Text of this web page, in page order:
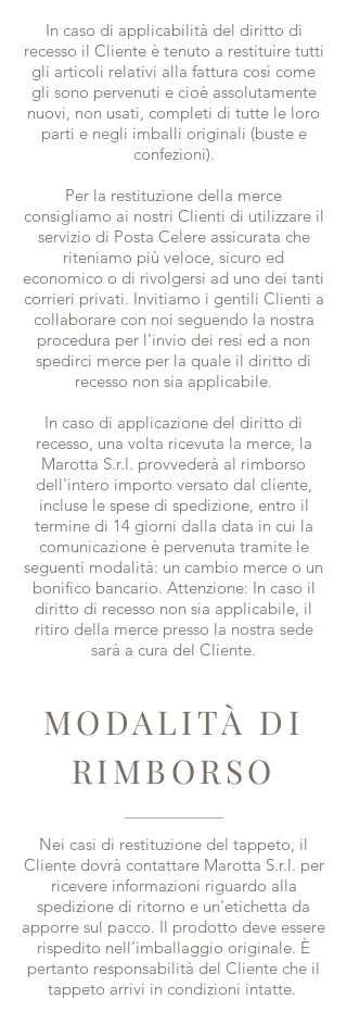
In caso di applicabilità del diritto di
recesso il Cliente è tenuto a restituire tutti
gli articoli relativi alla fattura così come
gli sono pervenuti e cioè assolutamente
nuovi, non usati, completi di tutte le loro
parti e negli imballi originali (buste e
confezioni).
Per la restituzione della merce
consigliamo ai nostri Clienti di utilizzare il
servizio di Posta Celere assicurata che
riteniamo più veloce, sicuro ed
economico o di rivolgersi ad uno dei tanti
corrieri privati. Invitiamo i gentili Clienti a
collaborare con noi seguendo la nostra
procedura per l'invio dei resi ed a non
spedirci merce per la quale il diritto di
recesso non sia applicabile.
In caso di applicazione del diritto di
recesso, una volta ricevuta la merce, la
Marotta S.r.l. provvederà al rimborso
dell'intero importo versato dal cliente,
incluse le spese di spedizione, entro il
termine di 14 giorni dalla data in cui la
comunicazione è pervenuta tramite le
seguenti modalità: un cambio merce o un
bonifico bancario. Attenzione: In caso il
diritto di recesso non sia applicabile, il
ritiro della merce presso la nostra sede
sarà a cura del Cliente.
MODALITÀ DI
RIMBORSO
Nei casi di restituzione del tappeto, il
Cliente dovrà contattare Marotta S.r.l. per
ricevere informazioni riguardo alla
spedizione di ritorno e un'etichetta da
apporre sul pacco. Il prodotto deve essere
rispedito nell’imballaggio originale. È
pertanto responsabilità del Cliente che il
tappeto arrivi in condizioni intatte.